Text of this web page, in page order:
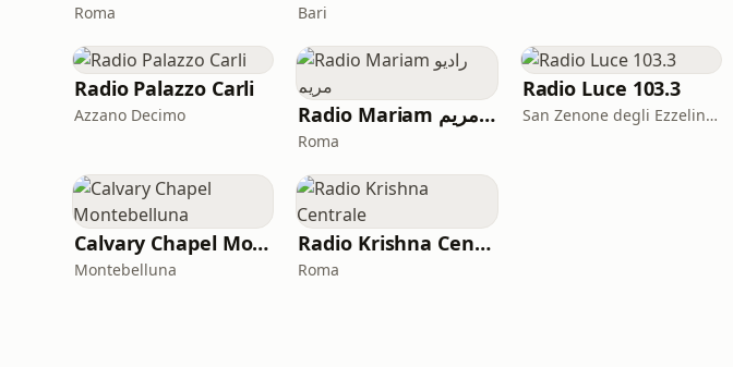
Roma Bari
Radio Palazzo Carli
Azzano Decimo Radio Mariam راديو مريم
Roma
Radio Luce 103.3
San Zenone degli Ezzelini · 103.3 FM
Calvary Chapel Montebelluna
Montebelluna
Radio Krishna Centrale
Roma